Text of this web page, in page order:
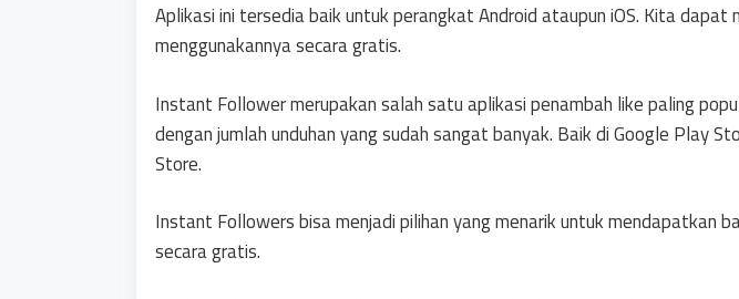
Aplikasi ini tersedia baik untuk perangkat Android ataupun iOS. Kita dapat
menggunakannya secara gratis.
Instant Follower merupakan salah satu aplikasi penambah like paling
dengan jumlah unduhan yang sudah sangat banyak. Baik di Google Play
Store.
Instant Followers bisa menjadi pilihan yang menarik untuk mendapatkan
secara gratis.